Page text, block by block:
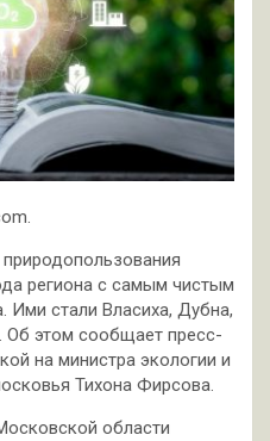
региона с самым чистым
Ими стали Власиха, Дубна,
Об этом сообщает пресс-
на министра экологии и
Тихона Фирсова.
области